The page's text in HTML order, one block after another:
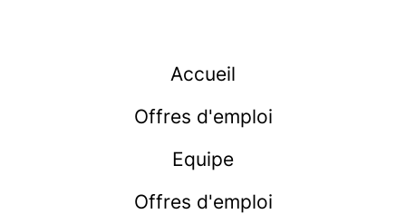
Accueil
Offres d'emploi
Equipe
Offres d'emploi